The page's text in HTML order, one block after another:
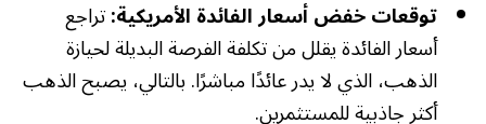
توقعات خفض أسعار الفائدة الأمريكية:تراجع
أسعار الفائدة يقلل من تكلفة الفرصة البديلة لحيازة
الذهب، الذي لا يدر عائدًا مباشرًا. بالتالي، يصبح الذهب
أكثر جاذبية للمستثمرين.